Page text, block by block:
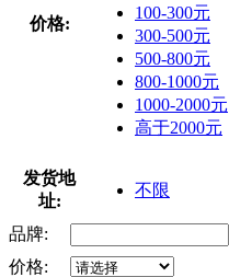
价格:
100-300元
300-500元
500-800元
800-1000元
1000-2000元
高于2000元
发货地
址:
不限
品牌:
价格: